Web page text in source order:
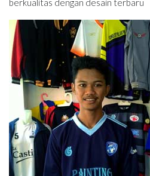
berkualitas dengan desain terbaru